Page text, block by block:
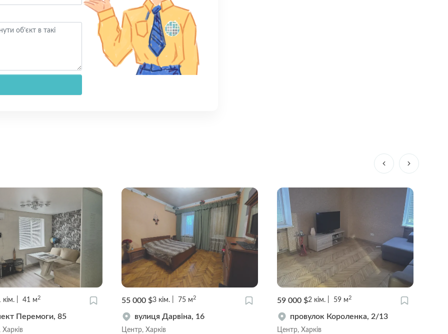
кім. 59 м2
Короленка, 2/13
59 000 $4 кім. 100м
Олексіївська вулиця, 14Б
Олексіївка, Харків
60 000 $1 кім. 50 м2
вулиця Чорноглазівська, 5
Центр, Харків